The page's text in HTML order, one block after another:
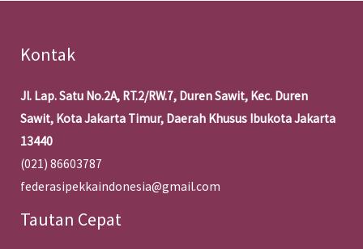
Kontak
Jl. Lap. Satu No.2A, RT.2/RW.7, Duren Sawit, Kec. Duren
Sawit, Kota Jakarta Timur, Daerah Khusus Ibukota Jakarta
13440
(021) 86603787
federasipekkaindonesia@gmail.com
Tautan Cepat